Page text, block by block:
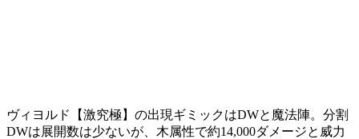
ヴィヨルド【激究極】の出現ギミックはDWと魔法陣。分割
DWは展開数は少ないが、木属性で約14,000ダメージと威力